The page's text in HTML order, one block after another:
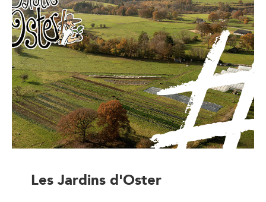
Les Jardins d'Oster